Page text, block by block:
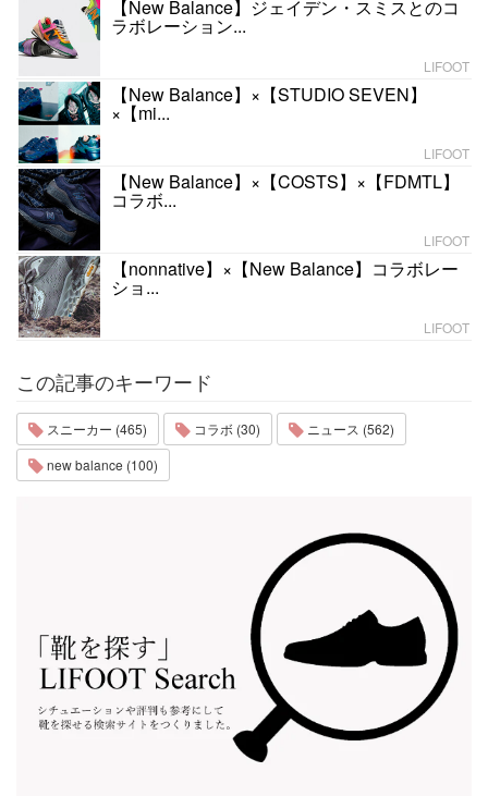
【New Balance】ジェイデン・スミスとのコ
ラボレーション...
LIFOOT
【New Balance】×【STUDIO SEVEN】
×【mi...
LIFOOT
【New Balance】×【COSTS】×【FDMTL】
コラボ...
LIFOOT
【nonnative】×【New Balance】コラボレー
ショ...
LIFOOT
この記事のキーワード
スニーカー (465) コラボ (30)
ニュース (562)
new balance (100)